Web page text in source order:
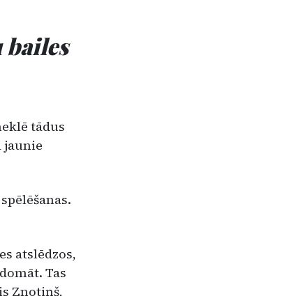
tādus
jaunie
atslēdzos,
Tas
Znotiņš,